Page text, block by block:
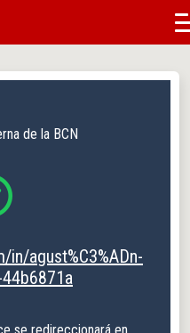
de la BCN
agust%C3%ADn-